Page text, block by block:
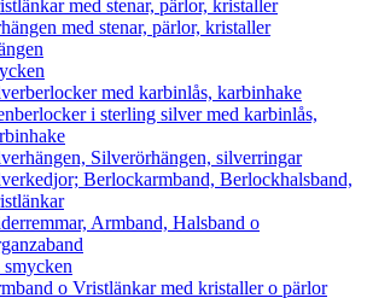
med stenar, pärlor, kristaller
med stenar, pärlor, kristaller
med karbinlås, karbinhake
i sterling silver med karbinlås,
Silverörhängen, silverringar
Berlockarmband, Berlockhalsband,
Armband, Halsband o
o Vristlänkar med kristaller o pärlor